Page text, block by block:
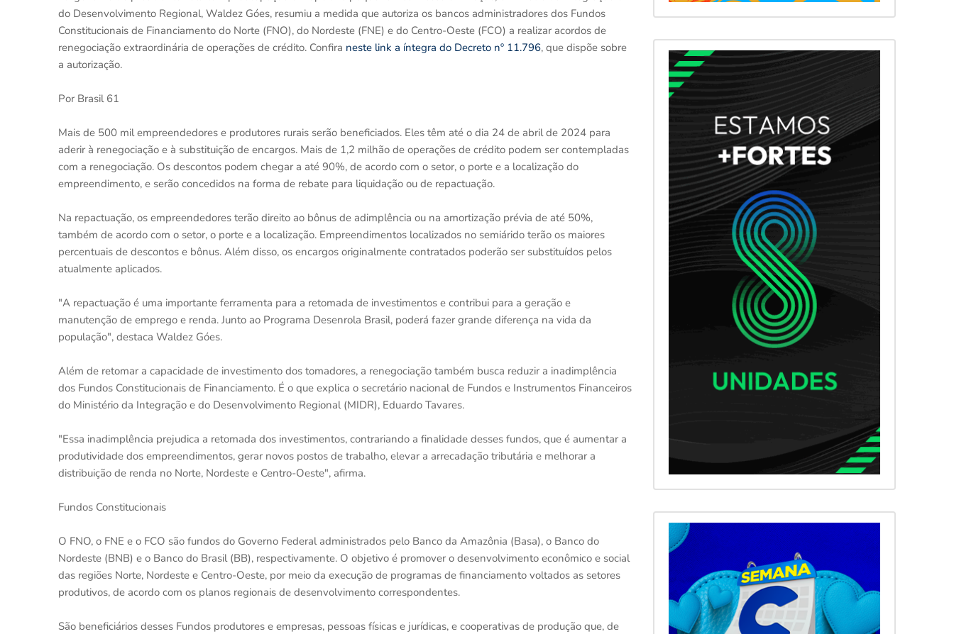
do Desenvolvimento Regional, Waldez Góes, resumiu a medida que autoriza os bancos administradores dos Fundos
Constitucionais de Financiamento do Norte (FNO), do Nordeste (FNE) e do Centro-Oeste (FCO) a realizar acordos de
renegociação extraordinária de operações de crédito. Confira neste link a íntegra do Decreto nº 11.796, que dispõe sobre
a autorização.
Por Brasil 61
Mais de 500 mil empreendedores e produtores rurais serão beneficiados. Eles têm até o dia 24 de abril de 2024 para
aderir à renegociação e à substituição de encargos. Mais de 1,2 milhão de operações de crédito podem ser contempladas
com a renegociação. Os descontos podem chegar a até 90%, de acordo com o setor, o porte e a localização do
empreendimento, e serão concedidos na forma de rebate para liquidação ou de repactuação.
Na repactuação, os empreendedores terão direito ao bônus de adimplência ou na amortização prévia de até 50%,
também de acordo com o setor, o porte e a localização. Empreendimentos localizados no semiárido terão os maiores
percentuais de descontos e bônus. Além disso, os encargos originalmente contratados poderão ser substituídos pelos
atualmente aplicados.
"A repactuação é uma importante ferramenta para a retomada de investimentos e contribui para a geração e
manutenção de emprego e renda. Junto ao Programa Desenrola Brasil, poderá fazer grande diferença na vida da
população", destaca Waldez Góes.
Além de retomar a capacidade de investimento dos tomadores, a renegociação também busca reduzir a inadimplência
dos Fundos Constitucionais de Financiamento. É o que explica o secretário nacional de Fundos e Instrumentos Financeiros
do Ministério da Integração e do Desenvolvimento Regional (MIDR), Eduardo Tavares.
"Essa inadimplência prejudica a retomada dos investimentos, contrariando a finalidade desses fundos, que é aumentar a
produtividade dos empreendimentos, gerar novos postos de trabalho, elevar a arrecadação tributária e melhorar a
distribuição de renda no Norte, Nordeste e Centro-Oeste", afirma.
Fundos Constitucionais
O FNO, o FNE e o FCO são fundos do Governo Federal administrados pelo Banco da Amazônia (Basa), o Banco do
Nordeste (BNB) e o Banco do Brasil (BB), respectivamente. O objetivo é promover o desenvolvimento econômico e social
das regiões Norte, Nordeste e Centro-Oeste, por meio da execução de programas de financiamento voltados as setores
produtivos, de acordo com os planos regionais de desenvolvimento correspondentes.
São beneficiários desses Fundos produtores e empresas, pessoas físicas e jurídicas, e cooperativas de produção que, de